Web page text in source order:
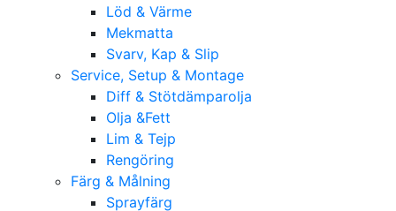
Löd & Värme
Mekmatta
Svarv, Kap & Slip
Service, Setup & Montage
Diff & Stötdämparolja
Olja &Fett
Lim & Tejp
Rengöring
Färg & Målning
Sprayfärg